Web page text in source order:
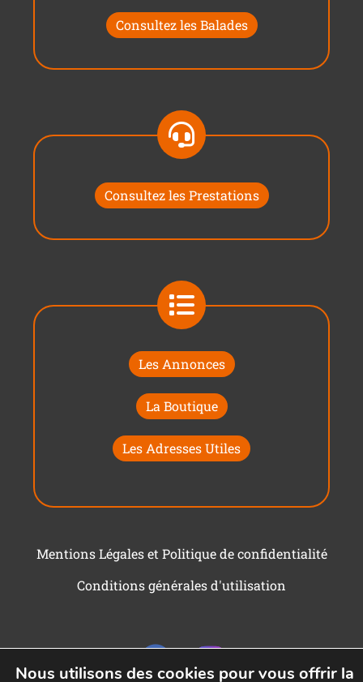
Consultez les Balades
Consultez les Prestations
Les Annonces
La Boutique
Les Adresses Utiles
Mentions Légales et Politique de confidentialité
Conditions générales d'utilisation
Nous utilisons des cookies pour vous offrir la